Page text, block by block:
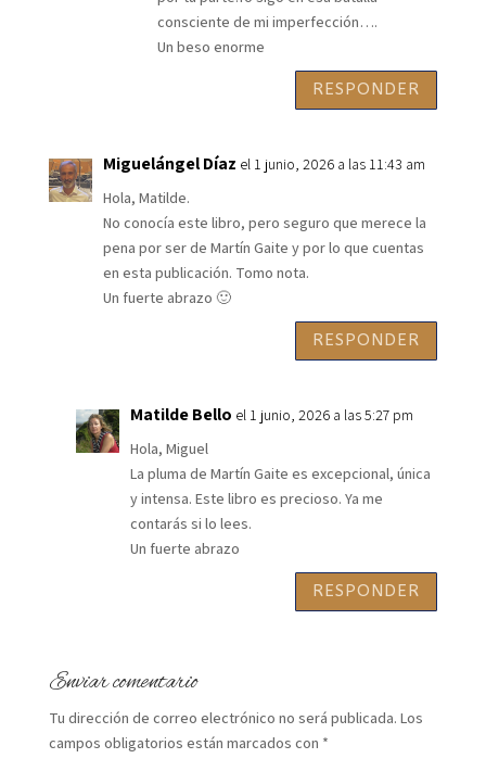
consciente de mi imperfección….
Un beso enorme
RESPONDER
Miguelángel Díaz el 1 junio, 2026 a las 11:43 am
Hola, Matilde.
No conocía este libro, pero seguro que merece la
pena por ser de Martín Gaite y por lo que cuentas
en esta publicación. Tomo nota.
Un fuerte abrazo 🙂
RESPONDER
Matilde Bello el 1 junio, 2026 a las 5:27 pm
Hola, Miguel
La pluma de Martín Gaite es excepcional, única
y intensa. Este libro es precioso. Ya me
contarás si lo lees.
Un fuerte abrazo
RESPONDER
Enviar comentario
Tu dirección de correo electrónico no será publicada. Los
campos obligatorios están marcados con *